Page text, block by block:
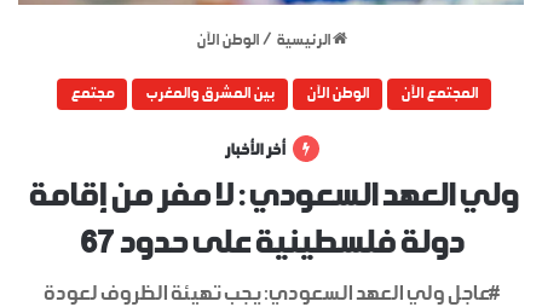
الرئيسية / الوطن الآن
المجتمع الآن الوطن الآن بين المشرق والمغرب مجتمع
أخر الأخبار
ولي العهد السعودي : لا مفر من إقامة
دولة فلسطينية على حدود 67
#عاجل ولي العهد السعودي: يجب تهيئة الظروف لعودة